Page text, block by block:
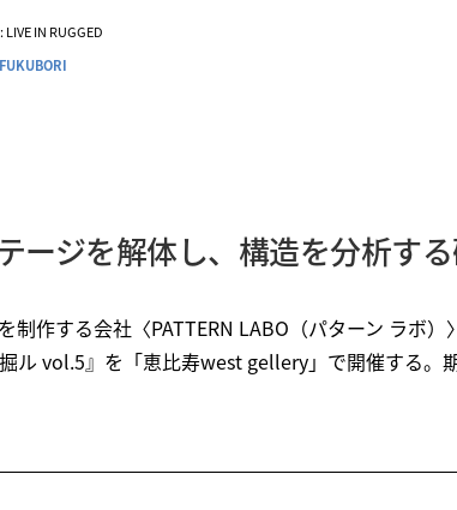
IN RUGGED
FUKUBORI
ージを解体し、構造を分析す
制作する会社〈PATTERN LABO（パターン ラボ
ル vol.5』を「恵比寿west gellery」で開催する。